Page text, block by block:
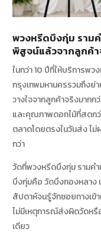
พวงหรีดบึงกุ่ม ราม
พิสูจน์แล้วจากลูกค้า
ในกว่า 10 ปีที่ให้บริการพ
กรุงเทพมหานครรวมถึงย่
วางใจจากลูกค้าจริงมาก
และคุณภาพดอกไม้ที่สดกว่
ตลาดโดยตรงในวันส่ง ไ
กว่า
วัดที่พวงหรีดบึงกุ่ม รามค
บึงกุ่มคือ วัดบึงทองหลาง
สัปดาห์จนรู้จักซอยทางเข้
ไม่มีเหตุการณ์ส่งผิดวัดห
เดียว